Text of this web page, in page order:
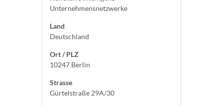
Unternehmensnetzwerke
Land
Deutschland
Ort / PLZ
10247 Berlin
Strasse
Gürtelstraße 29A/30